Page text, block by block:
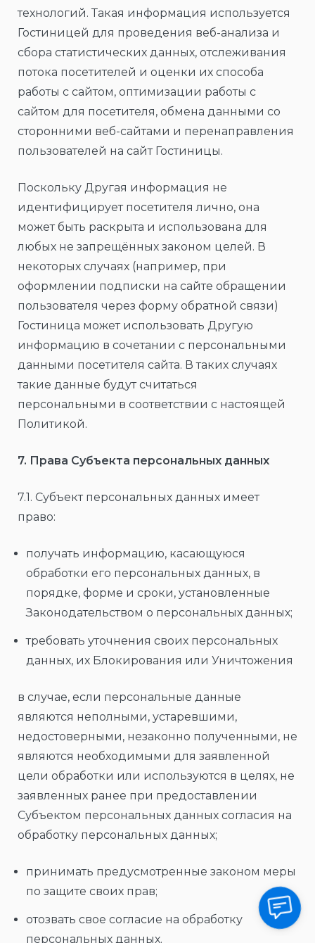
технологий. Такая информация используется
Гостиницей для проведения веб-анализа и
сбора статистических данных, отслеживания
потока посетителей и оценки их способа
работы с сайтом, оптимизации работы с
сайтом для посетителя, обмена данными со
сторонними веб-сайтами и перенаправления
пользователей на сайт Гостиницы.
Поскольку Другая информация не
идентифицирует посетителя лично, она
может быть раскрыта и использована для
любых не запрещённых законом целей. В
некоторых случаях (например, при
оформлении подписки на сайте обращении
пользователя через форму обратной связи)
Гостиница может использовать Другую
информацию в сочетании с персональными
данными посетителя сайта. В таких случаях
такие данные будут считаться
персональными в соответствии с настоящей
Политикой.
7. Права Субъекта персональных данных
7.1. Субъект персональных данных имеет
право:
получать информацию, касающуюся
обработки его персональных данных, в
порядке, форме и сроки, установленные
Законодательством о персональных данных;
требовать уточнения своих персональных
данных, их Блокирования или Уничтожения
в случае, если персональные данные
являются неполными, устаревшими,
недостоверными, незаконно полученными, не
являются необходимыми для заявленной
цели обработки или используются в целях, не
заявленных ранее при предоставлении
Субъектом персональных данных согласия на
обработку персональных данных;
принимать предусмотренные законом меры
по защите своих прав;
отозвать свое согласие на обработку
персональных данных.